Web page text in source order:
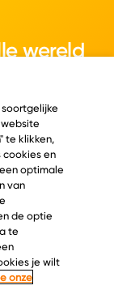
wereld
ons
te klikken,
cookies en
optimale
van
de optie
te
je wilt
onze